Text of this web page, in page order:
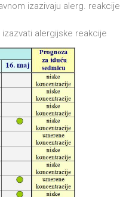
izazivaju alerg. reakcije
izazvati alergijske reakcije